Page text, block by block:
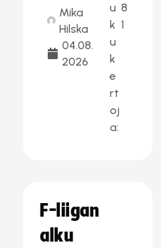
Mika
Hilska
04.08.
2026
u
k
u
k
e
rt
oj
a:
8
1
F-liigan
alku